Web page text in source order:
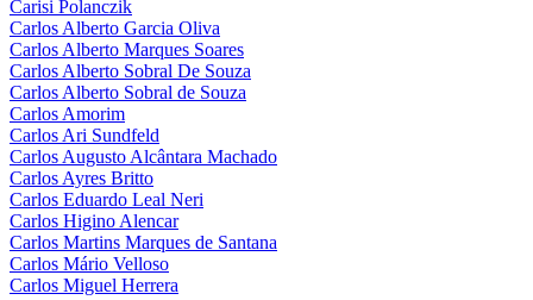
Carisi Polanczik
Carlos Alberto Garcia Oliva
Carlos Alberto Marques Soares
Carlos Alberto Sobral De Souza
Carlos Alberto Sobral de Souza
Carlos Amorim
Carlos Ari Sundfeld
Carlos Augusto Alcântara Machado
Carlos Ayres Britto
Carlos Eduardo Leal Neri
Carlos Higino Alencar
Carlos Martins Marques de Santana
Carlos Mário Velloso
Carlos Miguel Herrera